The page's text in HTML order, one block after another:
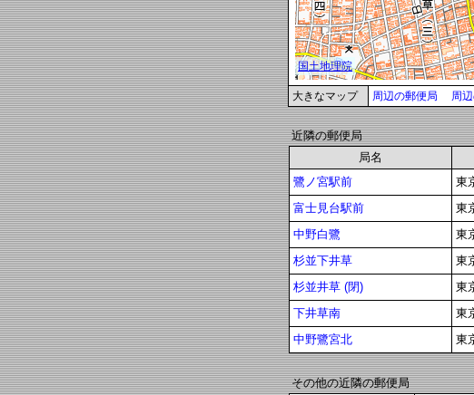
大きなマップ 周辺の郵便局 周
近隣の郵便局
局名
鷺ノ宮駅前
東
富士見台駅前
東
中野白鷺
東
杉並下井草
東
杉並井草 (閉)
東
下井草南
東
中野鷺宮北
東
その他の近隣の郵便局